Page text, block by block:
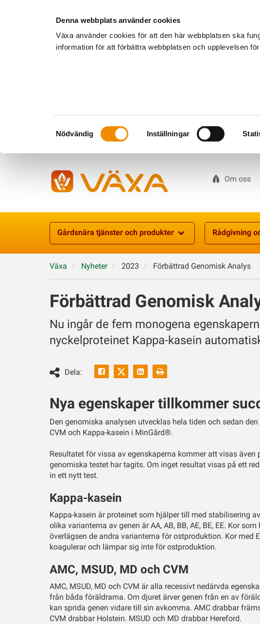
Denna webbplats använder cookies
Växa använder cookies för att den här webbplatsen ska
information för att förbättra webbplatsen och upplevelsen
Samtyckesval
Nödvändig Inställningar
Om oss
Gårdsnära tjänster och produkter
Rådgivning
Växa Nyheter 2023 Förbättrad Genomisk Analys
Förbättrad Genomisk
Nu ingår de fem monogena
nyckelproteinet Kappa-kasein
Dela:
Facebook LinkedinSkriv
Nya egenskaper tillkommer
Den genomiska analysen utvecklas hela tiden och sedan
CVM och Kappa-kasein i MinGård®.
Resultatet för vissa av egenskaperna kommer att visas även
genomiska testet har tagits. Om inget resultat visas på ett
in ett nytt test.
Kappa-kasein
Kappa-kasein är proteinet som hjälper till med stabilisering
olika varianterna av genen är AA, AB, BB, AE, BE, EE. Kor
överlägsen de andra varianterna för ostproduktion. Kor med
koagulerar och lämpar sig inte för ostproduktion.
AMC, MSUD, MD och CVM
AMC, MSUD, MD och CVM är alla recessivt nedärvda
från båda föräldrarna. Om djuret ärver genen från en av
kan sprida genen vidare till sin avkomma. AMC drabbar
CVM drabbar Holstein. MSUD och MD drabbar Hereford.